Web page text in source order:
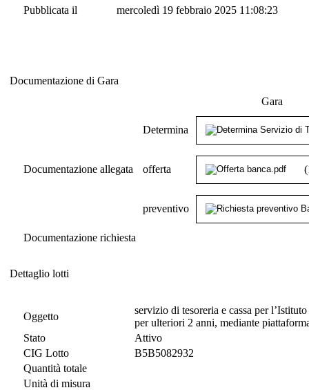
Pubblicata il mercoledì 19 febbraio 2025 11:08:23
Documentazione di Gara
Gara
Documentazione allegata
Determina
offerta
preventivo
Documentazione richiesta
Dettaglio lotti
Oggetto
servizio di tesoreria e cassa per
per ulteriori 2 anni, mediante
Stato
Attivo
CIG Lotto
B5B5082932
Quantità totale
Unità di misura